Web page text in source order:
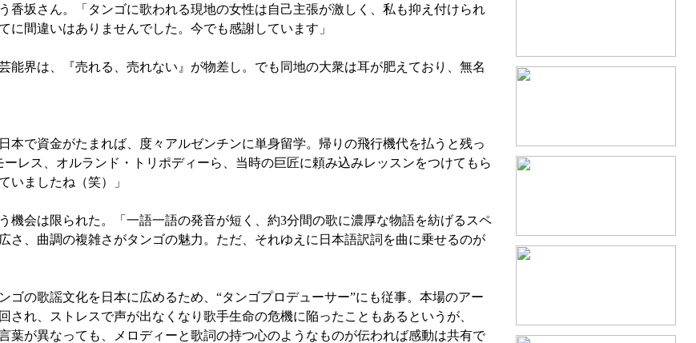
坂さん。「タンゴに歌われる現地の女性は自己主張が激しく、私も抑え付けられ
間違いはありませんでした。今でも感謝しています」
界は、『売れる、売れない』が物差し。でも同地の大衆は耳が肥えており、無名
で資金がたまれば、度々アルゼンチンに単身留学。帰りの飛行機代を払うと残っ
レス、オルランド・トリポディーら、当時の巨匠に頼み込みレッスンをつけてもら
いましたね（笑）」
会は限られた。「一語一語の発音が短く、約3分間の歌に濃厚な物語を紡げるスペ
さ、曲調の複雑さがタンゴの魅力。ただ、それゆえに日本語訳詞を曲に乗せるのが
の歌謡文化を日本に広めるため、“タンゴプロデューサー”にも従事。本場のアー
れ、ストレスで声が出なくなり歌手生命の危機に陥ったこともあるというが、
葉が異なっても、メロディーと歌詞の持つ心のようなものが伝われば感動は共有で